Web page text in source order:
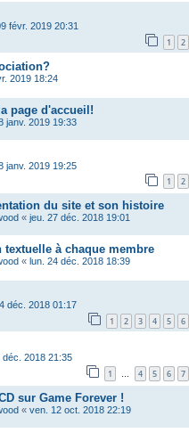
févr. 2019 20:31
1 2
2019 18:24
page d'accueil!
janv. 2019 19:33
janv. 2019 19:25
1 2
du site et son histoire
« jeu. 27 déc. 2018 19:01
à chaque membre
« lun. 24 déc. 2018 18:39
déc. 2018 01:17
1 2 3 4 5 6
déc. 2018 21:35
1 … 4 5 6 7
sur Game Forever !
« ven. 12 oct. 2018 22:19